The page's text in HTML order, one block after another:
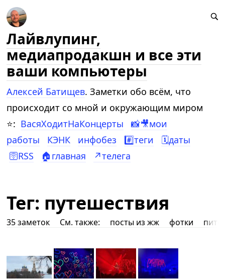
Лайвлупинг,
медиапродакшн и все эти
ваши компьютеры
Алексей Батищев. Заметки обо всём, что
происходит со мной и окружающим миром
⭐: ВасяХодитНаКонцерты
📸🎥мои
работы
КЭНК инфобез #️⃣теги
🗓️даты
🛜RSS
🏠главная ↗️телега
Тег: путешествия
35 заметок См. также: посты из жж фотки